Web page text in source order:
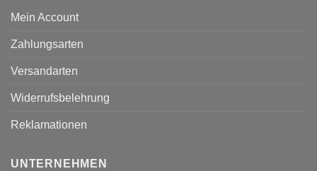
Mein Account
Zahlungsarten
Versandarten
Widerrufsbelehrung
Reklamationen
UNTERNEHMEN